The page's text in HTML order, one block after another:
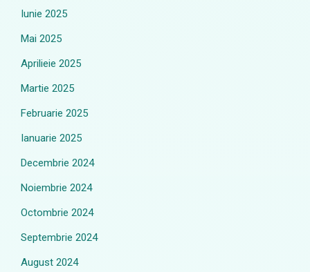
Iunie 2025
Mai 2025
Aprilieie 2025
Martie 2025
Februarie 2025
Ianuarie 2025
Decembrie 2024
Noiembrie 2024
Octombrie 2024
Septembrie 2024
August 2024